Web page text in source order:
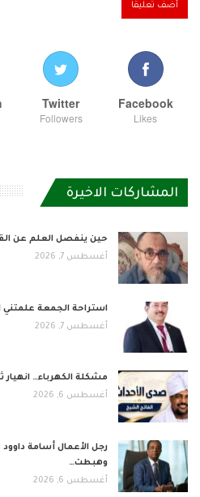
Facebook
Likes
Twitter
Followers
المشاركات الاخيرة
حين ينفصل العلم عن
أغسطس 7, 2026
استراحة الجمعة علمتني
أغسطس 7, 2026
مشكلة الكهرباء…
أغسطس 6, 2026
رجل الأعمال أسامة
وهبطت…
أغسطس 6, 2026